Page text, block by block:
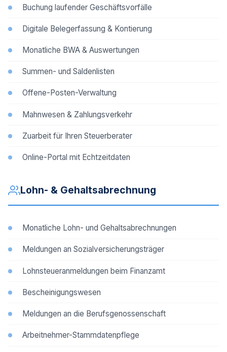
Buchung laufender Geschäftsvorfälle
Digitale Belegerfassung & Kontierung
Monatliche BWA & Auswertungen
Summen- und Saldenlisten
Offene-Posten-Verwaltung
Mahnwesen & Zahlungsverkehr
Zuarbeit für Ihren Steuerberater
Online-Portal mit Echtzeitdaten
Lohn- & Gehaltsabrechnung
Monatliche Lohn- und Gehaltsabrechnungen
Meldungen an Sozialversicherungsträger
Lohnsteueranmeldungen beim Finanzamt
Bescheinigungswesen
Meldungen an die Berufsgenossenschaft
Arbeitnehmer-Stammdatenpflege